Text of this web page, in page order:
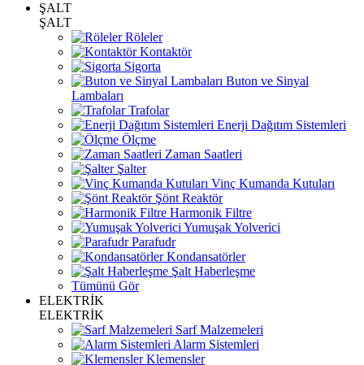
ŞALT
ŞALT
Röleler
Kontaktör
Sigorta
Buton ve Sinyal
Lambaları
Trafolar
Enerji Dağıtım Sistemleri
Ölçme
Zaman Saatleri
Şalter
Vinç Kumanda Kutuları
Şönt Reaktör
Harmonik Filtre
Yumuşak Yolverici
Parafudr
Kondansatörler
Şalt Haberleşme
Tümünü Gör
ELEKTRİK
ELEKTRİK
Sarf Malzemeleri
Alarm Sistemleri
Klemensler